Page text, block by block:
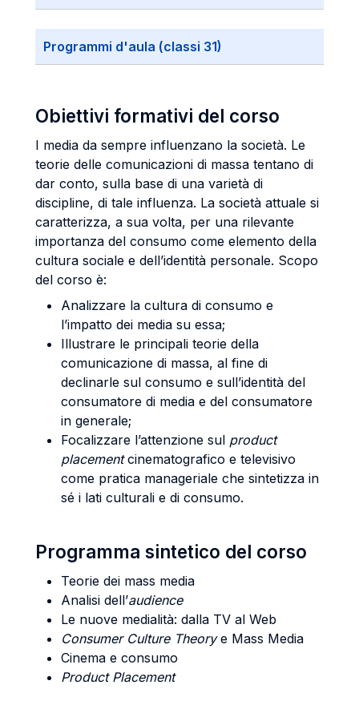
Programmi d'aula (classi 31)
Obiettivi formativi del corso
I media da sempre influenzano la società. Le
teorie delle comunicazioni di massa tentano di
dar conto, sulla base di una varietà di
discipline, di tale influenza. La società attuale si
caratterizza, a sua volta, per una rilevante
importanza del consumo come elemento della
cultura sociale e dell’identità personale. Scopo
del corso è:
Analizzare la cultura di consumo e
l’impatto dei media su essa;
Illustrare le principali teorie della
comunicazione di massa, al fine di
declinarle sul consumo e sull’identità del
consumatore di media e del consumatore
in generale;
Focalizzare l’attenzione sul product
placementcinematografico e televisivo
come pratica manageriale che sintetizza in
sé i lati culturali e di consumo.
Programma sintetico del corso
Teorie dei mass media
Analisi dell’audience
Le nuove medialità: dalla TV al Web
Consumer Culture Theorye Mass Media
Cinema e consumo
Product Placement